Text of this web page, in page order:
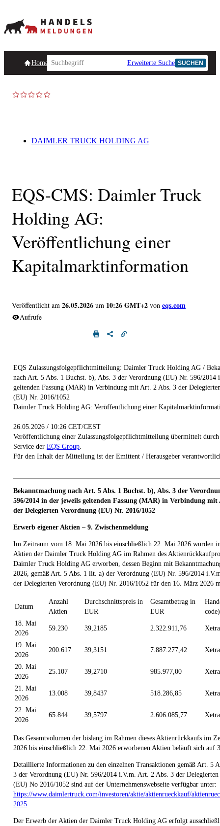
HomepageHandelsmeldungen Ad-Hoc-Meldungen
Erweiterte Suche SUCHEN
DAIMLER TRUCK HOLDING AG
EQS-CMS: Daimler Truck
Holding AG:
Veröffentlichung einer
Kapitalmarktinformation
Veröffentlicht am 26.05.2026 um 10:26 GMT+2 von eqs.com
Aufrufe
EQS Zulassungsfolgepflichtmitteilung: Daimler Truck Holding AG /
nach Art. 5 Abs. 1 Buchst. b), Abs. 3 der Verordnung (EU) Nr. 596/2014
geltenden Fassung (MAR) in Verbindung mit Art. 2 Abs. 3 der
(EU) Nr. 2016/1052
Daimler Truck Holding AG: Veröffentlichung einer
26.05.2026 / 10:26 CET/CEST
Veröffentlichung einer Zulassungsfolgepflichtmitteilung übermittelt
Service der EQS Group
Für den Inhalt der Mitteilung ist der Emittent / Herausgeber
Bekanntmachung nach Art. 5 Abs. 1 Buchst. b), Abs. 3 der
596/2014 in der jeweils geltenden Fassung (MAR) in Verbindung mit
der Delegierten Verordnung (EU) Nr. 2016/1052
Erwerb eigener Aktien – 9. Zwischenmeldung
Im Zeitraum vom 18. Mai 2026 bis einschließlich 22. Mai 2026 wurden
Aktien der Daimler Truck Holding AG im Rahmen des
Daimler Truck Holding AG erworben, dessen Beginn mit
2026, gemäß Art. 5 Abs. 1 lit. a) der Verordnung (EU) Nr. 596/2014
der Delegierten Verordnung (EU) Nr. 2016/1052 für den 16. März 2026
Datum
Anzahl
Aktien
Durchschnittspreis in
EUR
Gesamtbetrag in
EUR
code)
18. Mai
2026
59.230 39,2185 2.322.911,76 Xetra
19. Mai
2026
200.617 39,3151 7.887.277,42 Xetra
20. Mai
2026
25.107 39,2710 985.977,00 Xetra
21. Mai
2026
13.008 39,8437 518.286,85 Xetra
22. Mai
2026
65.844 39,5797 2.606.085,77 Xetra
Das Gesamtvolumen der bislang im Rahmen dieses Aktienrückkaufs im
2026 bis einschließlich 22. Mai 2026 erworbenen Aktien beläuft sich auf
Detaillierte Informationen zu den einzelnen Transaktionen gemäß Art. 5
3 der Verordnung (EU) Nr. 596/2014 i.V.m. Art. 2 Abs. 3 der Delegierten
(EU) No 2016/1052 sind auf der Unternehmenswebseite verfügbar unter:
https://www.daimlertruck.com/investoren/aktie/aktienrueckkauf/
2025
Der Erwerb der Aktien der Daimler Truck Holding AG erfolgt